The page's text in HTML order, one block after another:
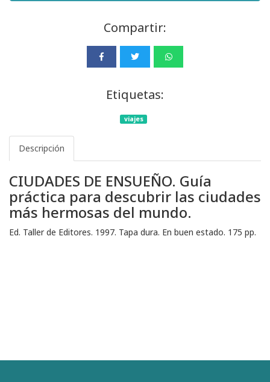
Compartir:
Etiquetas:
viajes
Descripción
CIUDADES DE ENSUEÑO. Guía
práctica para descubrir las ciudades
más hermosas del mundo.
Ed. Taller de Editores. 1997. Tapa dura. En buen estado. 175 pp.